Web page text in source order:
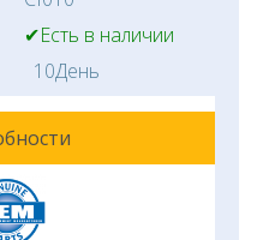
✔Есть в наличии
10День